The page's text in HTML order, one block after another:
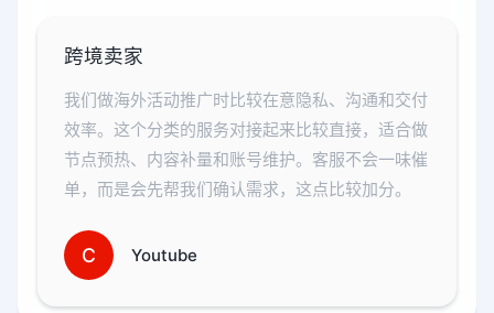
跨境卖家
我们做海外活动推广时比较在意隐私、沟通和交付
效率。这个分类的服务对接起来比较直接，适合做
节点预热、内容补量和账号维护。客服不会一味催
单，而是会先帮我们确认需求，这点比较加分。
C Youtube